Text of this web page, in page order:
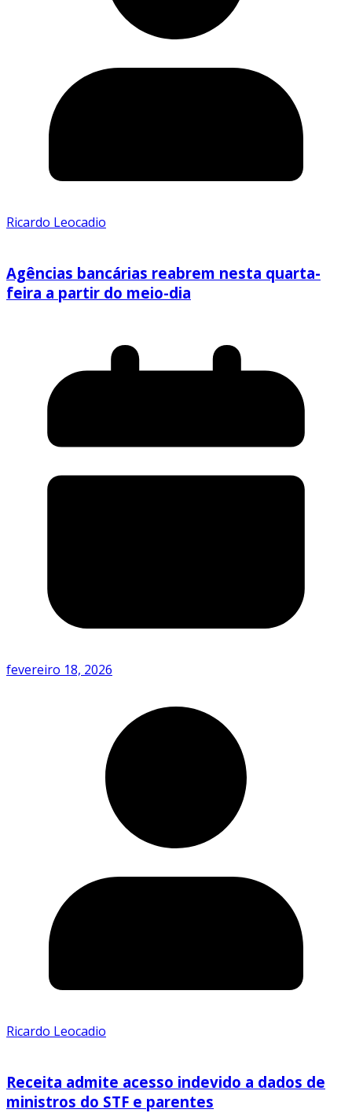
Ricardo Leocadio
Agências bancárias reabrem nesta quarta-
feira a partir do meio-dia
fevereiro 18, 2026
Ricardo Leocadio
Receita admite acesso indevido a dados de
ministros do STF e parentes